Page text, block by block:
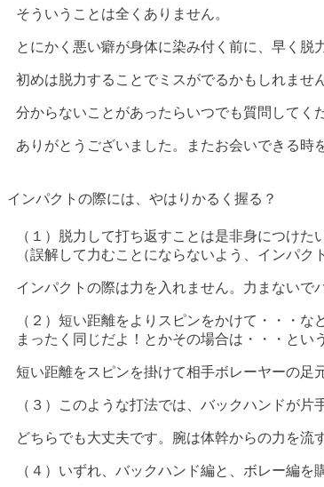
そういうことは全くありません。
とにかく悪い癖が身体に染み付く前に、早く脱
初めは脱力することでミスがでるかもしれませ
分からないことがあったらいつでも質問してく
ありがとうございました。またお会いできる時
インパクトの際には、やはりかるく握る？
（１）脱力して打ち返すことは是非身につけ
（誤解して力むことにならないよう、インパ
インパクトの際は力を入れません。力まないで
（２）短い距離をよりスピンをかけて・・・
まったく同じだよ！とかその場合は・・・とい
短い距離をスピンを掛けて相手ボレーヤーの足
（３）このような打法では、バックハンドが
どちらでも大丈夫です。腕は体幹からの力を流
（４）いずれ、バックハンド編と、ボレー編